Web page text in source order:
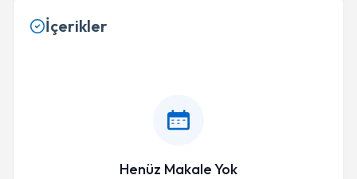
İçerikler
Henüz Makale Yok